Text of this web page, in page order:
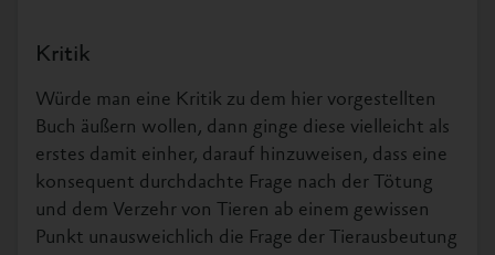
Kritik
Würde man eine Kritik zu dem hier vorgestellten
Buch äußern wollen, dann ginge diese vielleicht als
erstes damit einher, darauf hinzuweisen, dass eine
konsequent durchdachte Frage nach der Tötung
und dem Verzehr von Tieren ab einem gewissen
Punkt unausweichlich die Frage der Tierausbeutung